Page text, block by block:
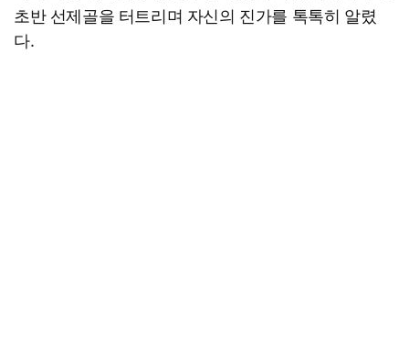
초반 선제골을 터트리며 자신의 진가를 톡톡히 알렸
다.